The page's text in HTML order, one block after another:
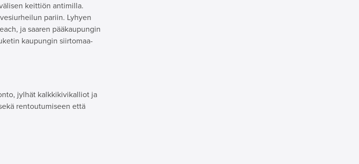
keittiön antimilla.
pariin. Lyhyen
ja saaren pääkaupungin
kaupungin siirtomaa-
jylhät kalkkikivikalliot ja
rentoutumiseen että